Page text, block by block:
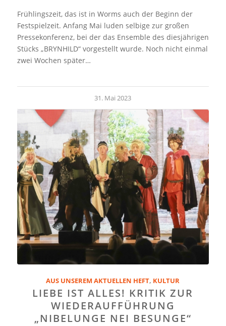
Frühlingszeit, das ist in Worms auch der Beginn der
Festspielzeit. Anfang Mai luden selbige zur großen
Pressekonferenz, bei der das Ensemble des diesjährigen
Stücks „BRYNHILD“ vorgestellt wurde. Noch nicht einmal
zwei Wochen später…
31. Mai 2023
AUS UNSEREM AKTUELLEN HEFT, KULTUR
LIEBE IST ALLES! KRITIK ZUR
WIEDERAUFFÜHRUNG
„NIBELUNGE NEI BESUNGE“